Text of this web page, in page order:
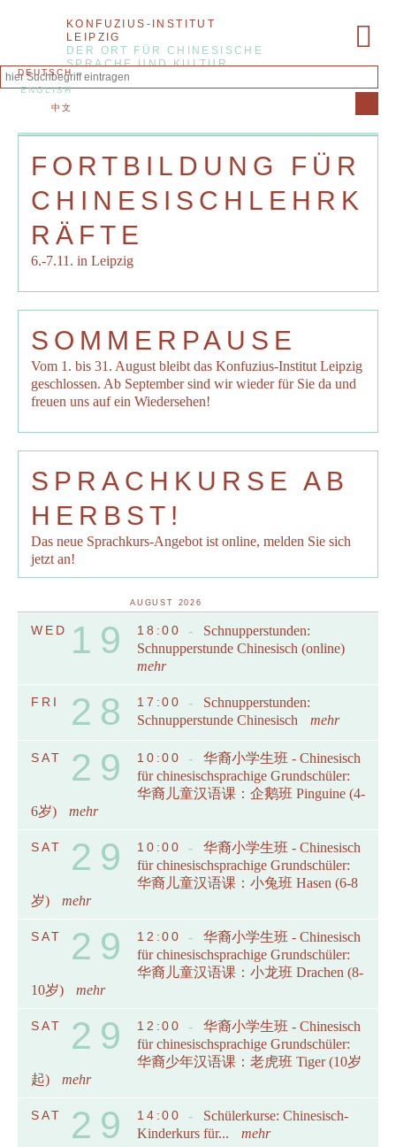
KONFUZIUS-INSTITUT
LEIPZIG
DER ORT FÜR CHINESISCHE
SPRACHE UND KULTUR
DEUTSCH
ENGLISH
中文
FORTBILDUNG FÜR
CHINESISCHLEHRK
RÄFTE
6.-7.11. in Leipzig
SOMMERPAUSE
Vom 1. bis 31. August bleibt das Konfuzius-Institut Leipzig
geschlossen. Ab September sind wir wieder für Sie da und
freuen uns auf ein Wiedersehen!
SPRACHKURSE AB
HERBST!
Das neue Sprachkurs-Angebot ist online, melden Sie sich
jetzt an!
AUGUST 2026
WED 19 18:00 -
Schnupperstunden:
Schnupperstunde Chinesisch (online)
mehr
FRI 28 17:00 -
Schnupperstunden:
Schnupperstunde Chinesisch
mehr
SAT 29 10:00 -
华裔小学生班 - Chinesisch
für chinesischsprachige Grundschüler:
华裔儿童汉语课：企鹅班 Pinguine (4-
6岁)
mehr
SAT 29 10:00 -
华裔小学生班 - Chinesisch
für chinesischsprachige Grundschüler:
华裔儿童汉语课：小兔班 Hasen (6-8
岁)
mehr
SAT 29 12:00 -
华裔小学生班 - Chinesisch
für chinesischsprachige Grundschüler:
华裔儿童汉语课：小龙班 Drachen (8-
10岁)
mehr
SAT 29 12:00 -
华裔小学生班 - Chinesisch
für chinesischsprachige Grundschüler:
华裔少年汉语课：老虎班 Tiger (10岁
起)
mehr
SAT 29 14:00 -
Schülerkurse: Chinesisch-
Kinderkurs für...
mehr